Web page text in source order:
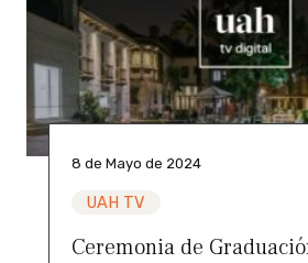
8 de Mayo de 2024
UAH TV
Ceremonia de